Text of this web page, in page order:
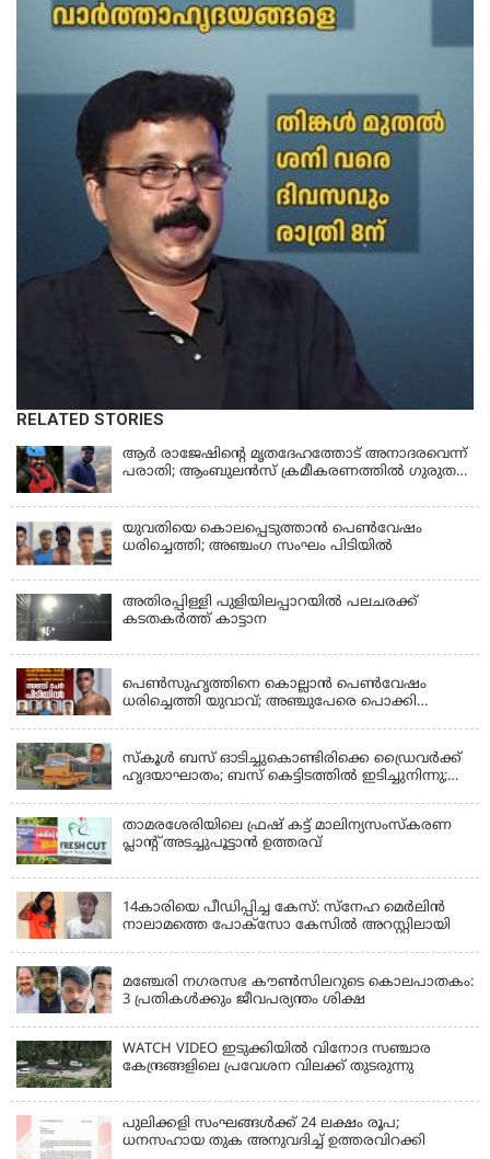
RELATED STORIES
ആര്‍ രാജേഷിന്റെ മൃതദേഹത്തോട് അനാദരവെന്ന്
പരാതി; ആംബുലന്‍സ് ക്രമീകരണത്തില്‍ ഗുരുതര
ഫ്രീസര്‍ സംവിധാനം ഇല്ലാതെയെന്നും ആരോപണം
യുവതിയെ കൊലപ്പെടുത്താൻ പെൺവേഷം
ധരിച്ചെത്തി; അഞ്ചംഗ സംഘം പിടിയിൽ
അതിരപ്പിള്ളി പുളിയിലപ്പാറയിൽ പലചരക്ക്
കടതകർത്ത് കാട്ടാന
പെണ്‍സുഹൃത്തിനെ കൊല്ലാന്‍ പെണ്‍വേഷം
ധരിച്ചെത്തി യുവാവ്; അഞ്ചുപേരെ പൊക്കി
സ്കൂൾ ബസ് ഓടിച്ചുകൊണ്ടിരിക്കെ ഡ്രൈവർക്ക്
ഹൃദയാഘാതം; ബസ് കെട്ടിടത്തിൽ ഇടിച്ചുനിന്നു;
താമരശേരിയിലെ ഫ്രഷ് കട്ട് മാലിന്യസംസ്കരണ
പ്ലാന്റ് അടച്ചുപൂട്ടാൻ ഉത്തരവ്
14കാരിയെ പീഡിപ്പിച്ച കേസ്: സ്നേഹ മെർലിൻ
നാലാമത്തെ പോക്‌സോ കേസിൽ അറസ്റ്റിലായി
മഞ്ചേരി നഗരസഭ കൗൺസിലറുടെ കൊലപാതകം:
3 പ്രതികൾക്കും ജീവപര്യന്തം ശിക്ഷ
WATCH VIDEO ഇടുക്കിയിൽ വിനോദ സഞ്ചാര
കേന്ദ്രങ്ങളിലെ പ്രവേശന വിലക്ക് തുടരുന്നു
പുലിക്കളി സംഘങ്ങള്‍ക്ക് 24 ലക്ഷം രൂപ;
ധനസഹായ തുക അനുവദിച്ച് ഉത്തരവിറക്കി